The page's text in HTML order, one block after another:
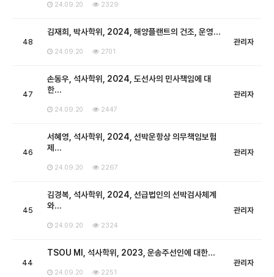
24.09.20 2329
48
김재희, 박사학위, 2024, 해양플랜트의 건조, 운영…
24.09.20 2701
관리자
47
손동우, 석사학위, 2024, 도선사의 민사책임에 대
한…
24.09.20 2447
관리자
46
서혜영, 석사학위, 2024, 선박운항상 의무책임보험
제…
24.09.20 2267
관리자
45
김경복, 석사학위, 2024, 선급법인의 선박검사체계
와…
24.09.20 2324
관리자
44
TSOU MI, 석사학위, 2023, 운송주선인에 대한…
24.09.20 2251
관리자